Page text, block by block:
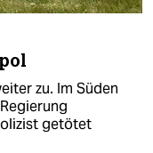
zu. Im Süden
getötet